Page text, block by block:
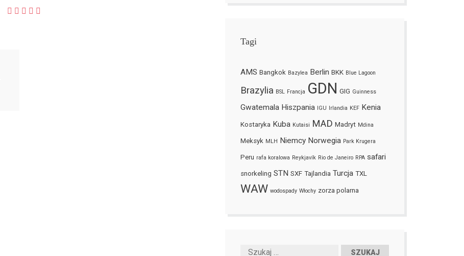
Tagi
AMS Bangkok Bazylea Berlin BKK Blue Lagoon
Brazylia BSL Francja GDN GIG Guinness
Gwatemala Hiszpania IGU Irlandia KEF Kenia
Kostaryka Kuba Kutaisi MAD Madryt Mdina
Meksyk MLH Niemcy Norwegia Park Krugera
Peru rafa koralowa Reykjavík Rio de Janeiro RPA safari
snorkeling STN SXF Tajlandia Turcja TXL
WAW wodospady Włochy zorza polarna